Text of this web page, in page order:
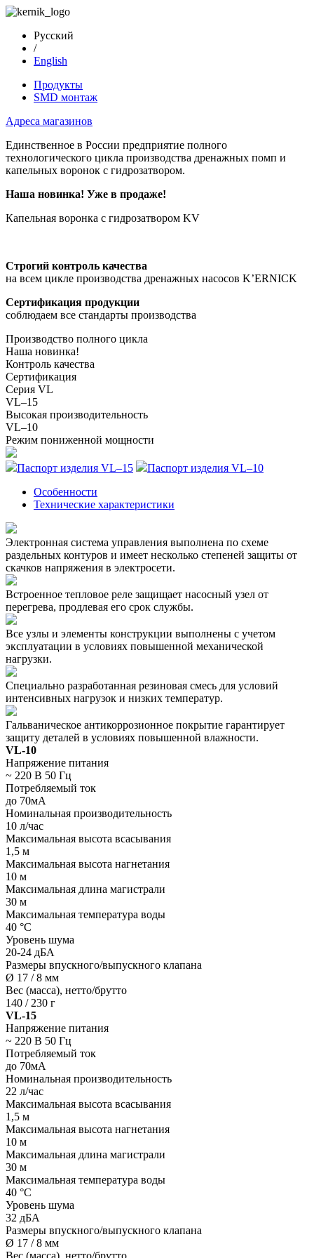
Русский
/
English
Продукты
SMD монтаж
Адреса магазинов
Единственное в России предприятие полного
технологического цикла производства дренажных помп и
капельных воронок с гидрозатвором.
Наша новинка! Уже в продаже!
Капельная воронка с гидрозатвором KV
Строгий контроль качества
на всем цикле производства дренажных насосов K’ERNICK
Сертификация продукции
соблюдаем все стандарты производства
Производство полного цикла
Наша новинка!
Контроль качества
Сертификация
Серия VL
VL–15
Высокая производительность
VL–10
Режим пониженной мощности
Паспорт изделия VL–15
Паспорт изделия VL–10
Особенности
Технические характеристики
Электронная система управления выполнена по схеме
раздельных контуров и имеет несколько степеней защиты от
скачков напряжения в электросети.
Встроенное тепловое реле защищает насосный узел от
перегрева, продлевая его срок службы.
Все узлы и элементы конструкции выполнены с учетом
эксплуатации в условиях повышенной механической
нагрузки.
Специально разработанная резиновая смесь для условий
интенсивных нагрузок и низких температур.
Гальваническое антикоррозионное покрытие гарантирует
защиту деталей в условиях повышенной влажности.
VL-10
Напряжение питания
~ 220 В 50 Гц
Потребляемый ток
до 70мА
Номинальная производительность
10 л/час
Максимальная высота всасывания
1,5 м
Максимальная высота нагнетания
10 м
Максимальная длина магистрали
30 м
Максимальная температура воды
40 °С
Уровень шума
20-24 дБА
Размеры впускного/выпускного клапана
Ø 17 / 8 мм
Вес (масса), нетто/брутто
140 / 230 г
VL-15
Напряжение питания
~ 220 В 50 Гц
Потребляемый ток
до 70мА
Номинальная производительность
22 л/час
Максимальная высота всасывания
1,5 м
Максимальная высота нагнетания
10 м
Максимальная длина магистрали
30 м
Максимальная температура воды
40 °С
Уровень шума
32 дБА
Размеры впускного/выпускного клапана
Ø 17 / 8 мм
Вес (масса), нетто/брутто